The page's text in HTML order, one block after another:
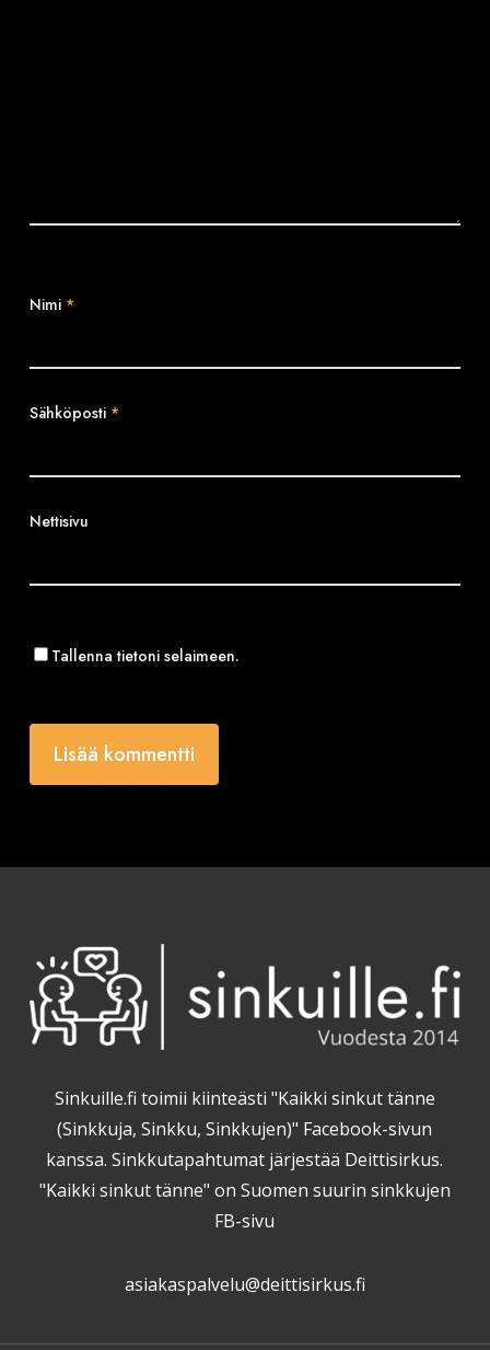
Nimi *
Sähköposti *
Nettisivu
Tallenna tietoni selaimeen.
Sinkuille.fi toimii kiinteästi "Kaikki sinkut tänne
(Sinkkuja, Sinkku, Sinkkujen)" Facebook-sivun
kanssa. Sinkkutapahtumat järjestää Deittisirkus.
"Kaikki sinkut tänne" on Suomen suurin sinkkujen
FB-sivu
asiakaspalvelu@deittisirkus.fi